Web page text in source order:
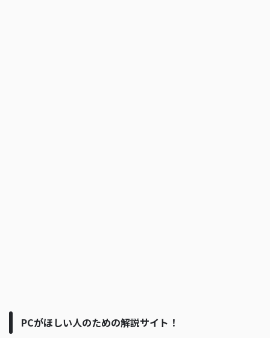
PCがほしい人のための解説サイト！